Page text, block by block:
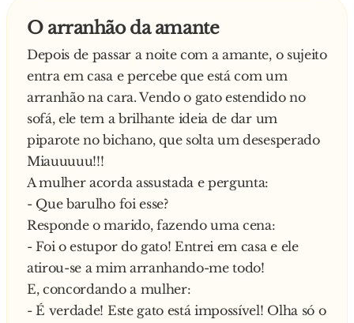
- A quem o diz,Irmã! Olhe,e eu quando aqui
estive há três semanas, os pepinos que
comprámos ainda eram maiores, assim – e
exemplificou com igual gesto -
e muito mais baratos!
A velha freira surda, que tinha estado a observar
toda aquela mímica das noviças, dá um toque
com o cotovelo no braço de uma delas e
baixinho, perguntou:
- De que padres é que estão a falar?
—
O arranhão da amante
Depois de passar a noite com a amante, o sujeito
entra em casa e percebe que está com um
arranhão na cara. Vendo o gato estendido no
sofá, ele tem a brilhante ideia de dar um
piparote no bichano, que solta um desesperado
Miauuuuu!!!
A mulher acorda assustada e pergunta:
- Que barulho foi esse?
Responde o marido, fazendo uma cena:
- Foi o estupor do gato! Entrei em casa e ele
atirou-se a mim arranhando-me todo!
E, concordando a mulher:
- É verdade! Este gato está impossível! Olha só o